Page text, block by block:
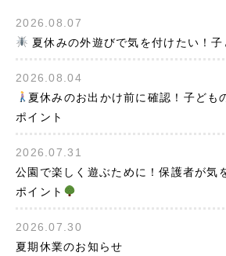
2026.08.07
夏休みの外遊びで気を付けたい！
2026.08.04
夏休みのお出かけ前に確認！子ども
ポイント
2026.07.31
公園で楽しく遊ぶために！保護者が気
ポイント
2026.07.30
夏期休業のお知らせ